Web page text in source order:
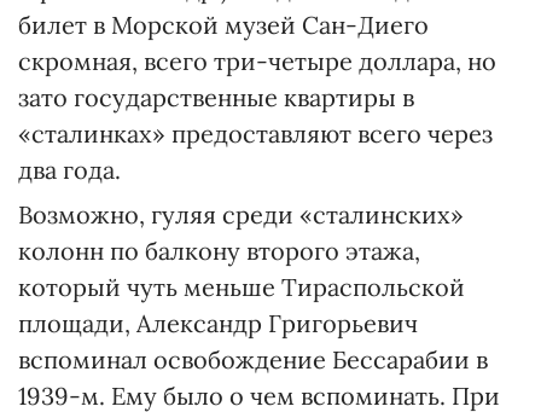
билет в Морской музей Сан-Диего
скромная, всего три-четыре доллара, но
зато государственные квартиры в
«сталинках» предоставляют всего через
два года.
Возможно, гуляя среди «сталинских»
колонн по балкону второго этажа,
который чуть меньше Тираспольской
площади, Александр Григорьевич
вспоминал освобождение Бессарабии в
1939-м. Ему было о чем вспоминать. При